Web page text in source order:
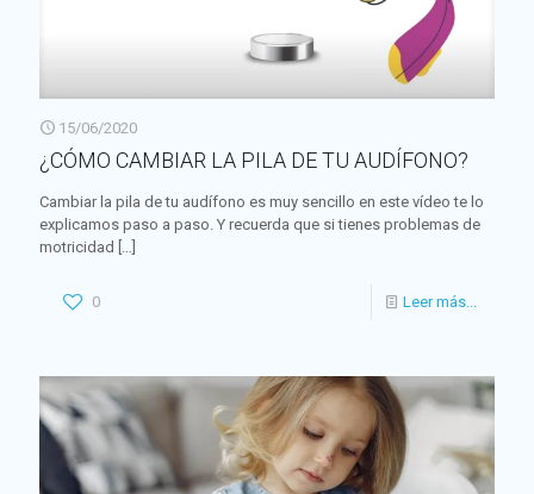
15/06/2020
¿CÓMO CAMBIAR LA PILA DE TU AUDÍFONO?
Cambiar la pila de tu audífono es muy sencillo en este vídeo te lo
explicamos paso a paso. Y recuerda que si tienes problemas de
motricidad […]
0 Leer más...